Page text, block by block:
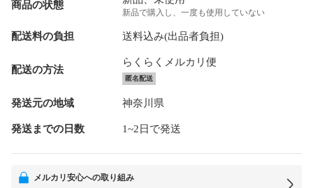
商品の状態
新品で購入し、一度も使用していない
配送料の負担 送料込み(出品者負担)
配送の方法
らくらくメルカリ便
匿名配送
発送元の地域 神奈川県
発送までの日数 1~2日で発送
メルカリ安心への取り組み